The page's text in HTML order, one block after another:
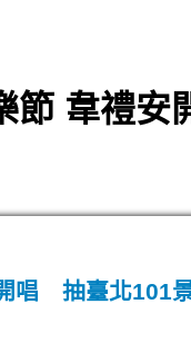
節 韋禮
唱 抽臺北101